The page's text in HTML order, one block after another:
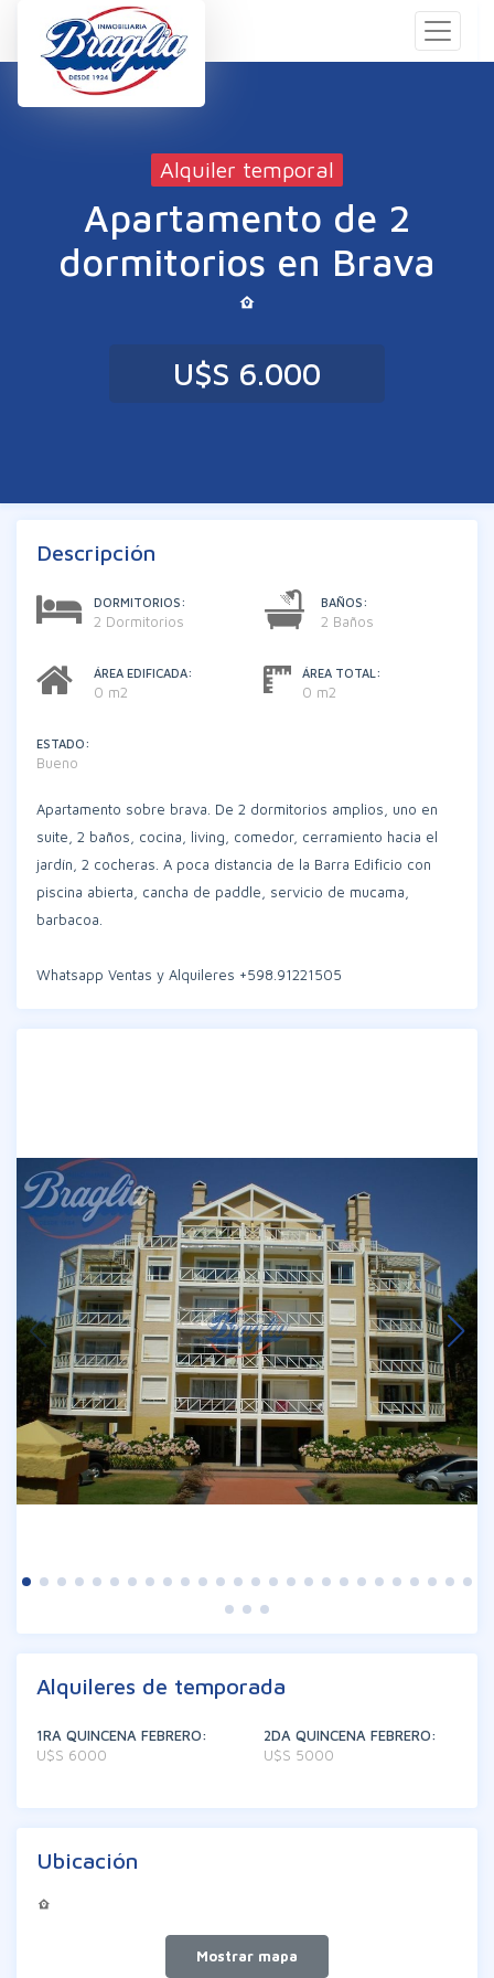
Alquiler temporal
Apartamento de 2
dormitorios en Brava
U$S 6.000
Descripción
DORMITORIOS:
2 Dormitorios
BAÑOS:
2 Baños
ÁREA EDIFICADA:
0 m2
ÁREA TOTAL:
0 m2
ESTADO:
Bueno
Apartamento sobre brava. De 2 dormitorios amplios, uno en
suite, 2 baños, cocina, living, comedor, cerramiento hacia el
jardín, 2 cocheras. A poca distancia de la Barra Edificio con
piscina abierta, cancha de paddle, servicio de mucama,
barbacoa.
Whatsapp Ventas y Alquileres +598.91221505
Alquileres de temporada
1RA QUINCENA FEBRERO:
U$S 6000
2DA QUINCENA FEBRERO:
U$S 5000
Ubicación